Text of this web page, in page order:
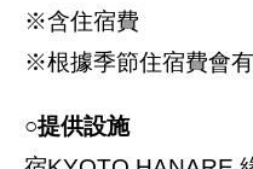
※含住宿費
※根據季節住宿費會有
○提供設施